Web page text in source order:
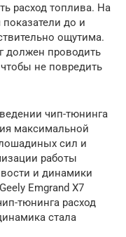
расход топлива. На
до и
ощутима.
должен проводить
не повредить
чип-тюнинга
максимальной
сил и
работы
и динамики
Emgrand X7
тюнинга расход
стала